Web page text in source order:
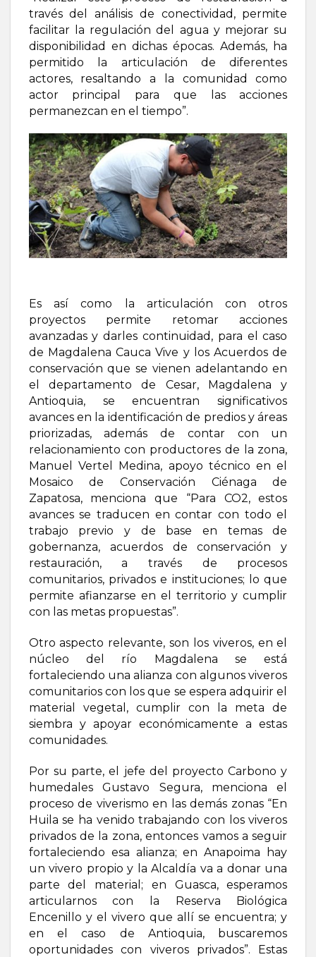
través del análisis de conectividad, permite
facilitar la regulación del agua y mejorar su
disponibilidad en dichas épocas. Además, ha
permitido la articulación de diferentes
actores, resaltando a la comunidad como
actor principal para que las acciones
permanezcan en el tiempo”.
Es así como la articulación con otros
proyectos permite retomar acciones
avanzadas y darles continuidad, para el caso
de Magdalena Cauca Vive y los Acuerdos de
conservación que se vienen adelantando en
el departamento de Cesar, Magdalena y
Antioquia, se encuentran significativos
avances en la identificación de predios y áreas
priorizadas, además de contar con un
relacionamiento con productores de la zona,
Manuel Vertel Medina, apoyo técnico en el
Mosaico de Conservación Ciénaga de
Zapatosa, menciona que “Para CO2, estos
avances se traducen en contar con todo el
trabajo previo y de base en temas de
gobernanza, acuerdos de conservación y
restauración, a través de procesos
comunitarios, privados e instituciones; lo que
permite afianzarse en el territorio y cumplir
con las metas propuestas”.
Otro aspecto relevante, son los viveros, en el
núcleo del río Magdalena se está
fortaleciendo una alianza con algunos viveros
comunitarios con los que se espera adquirir el
material vegetal, cumplir con la meta de
siembra y apoyar económicamente a estas
comunidades.
Por su parte, el jefe del proyecto Carbono y
humedales Gustavo Segura, menciona el
proceso de viverismo en las demás zonas “En
Huila se ha venido trabajando con los viveros
privados de la zona, entonces vamos a seguir
fortaleciendo esa alianza; en Anapoima hay
un vivero propio y la Alcaldía va a donar una
parte del material; en Guasca, esperamos
articularnos con la Reserva Biológica
Encenillo y el vivero que allí se encuentra; y
en el caso de Antioquia, buscaremos
oportunidades con viveros privados”. Estas